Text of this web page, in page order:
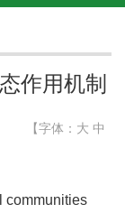
作用机制
【字体： 大 中
communities